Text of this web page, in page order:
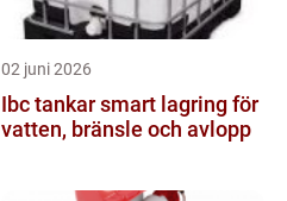
02 juni 2026
Ibc tankar smart lagring för
vatten, bränsle och avlopp